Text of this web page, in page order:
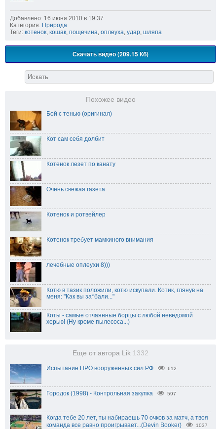
Добавлено: 16 июня 2010 в 19:37
Категория: Природа
Теги: котенок, кошак, пощечина, оплеуха, удар, шляпа
Скачать видео (209.15 Кб)
Похожее видео
Бой с тенью (оригинал)
Кот сам себя долбит
Котенок лезет по канату
Очень свежая газета
Котенок и ротвейлер
Котенок требует мамкиного внимания
лечебные оплеухи 8)))
Котю в тазик положили, котю искупали. Котик, глянув на
меня: "Как вы за*бали..."
Коты - самые отчаянные борцы с любой неведомой
херью! (Ну кроме пылесоса...)
Еще от автора Lik 1332
Испытание ПРО вооруженных сил РФ 612
Городок (1998) - Контрольная закупка 597
Когда тебе 20 лет, ты набираешь 70 очков за матч, а твоя
команда все равно проигрывает...(Devin Booker)
1037